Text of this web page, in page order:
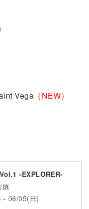
Vega （NEW）
-EXPLORER-
園
- 06/05(日)